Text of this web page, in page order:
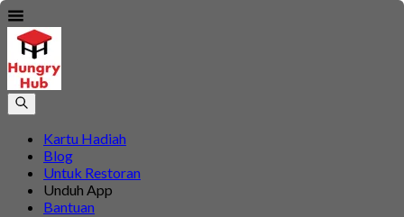
Kartu Hadiah
Blog
Untuk Restoran
Unduh App
Bantuan